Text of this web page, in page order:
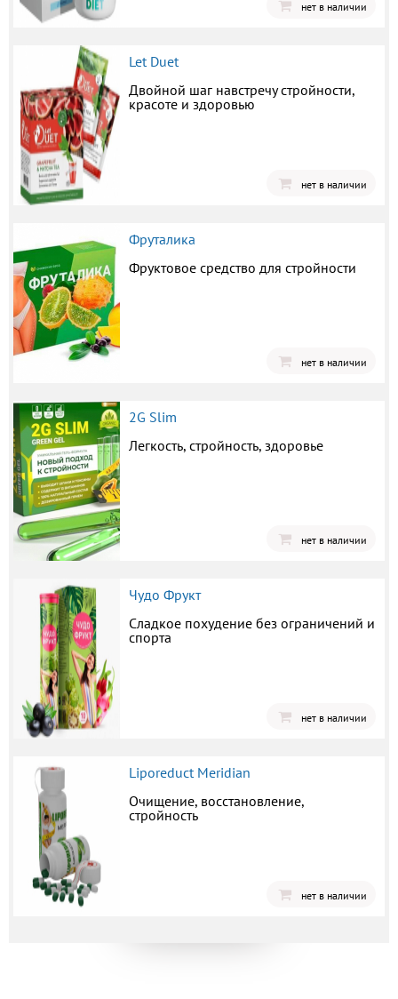
нет в наличии
Let Duet
Двойной шаг навстречу стройности,
красоте и здоровью
нет в наличии
Фруталика
Фруктовое средство для стройности
нет в наличии
2G Slim
Легкость, стройность, здоровье
нет в наличии
Чудо Фрукт
Сладкое похудение без ограничений и
спорта
нет в наличии
Liporeduct Meridian
Очищение, восстановление,
стройность
нет в наличии